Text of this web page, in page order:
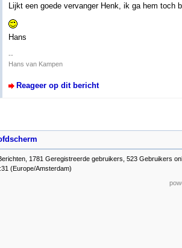
Lijkt een goede vervanger Henk, ik ga hem toch
Hans
--
Hans van Kampen
Reageer op dit bericht
1781 Geregistreerde gebruikers, 523 Gebruikers
(Europe/Amsterdam)